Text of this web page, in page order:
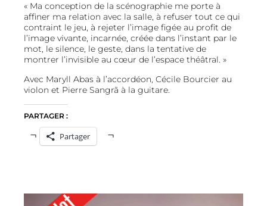
« Ma conception de la scénographie me porte à
affiner ma relation avec la salle, à refuser tout ce qui
contraint le jeu, à rejeter l’image figée au profit de
l’image vivante, incarnée, créée dans l’instant par le
mot, le silence, le geste, dans la tentative de
montrer l’invisible au cœur de l’espace théâtral. »
Avec Maryll Abas à l’accordéon, Cécile Bourcier au
violon et Pierre Sangrã à la guitare.
PARTAGER :
Partager